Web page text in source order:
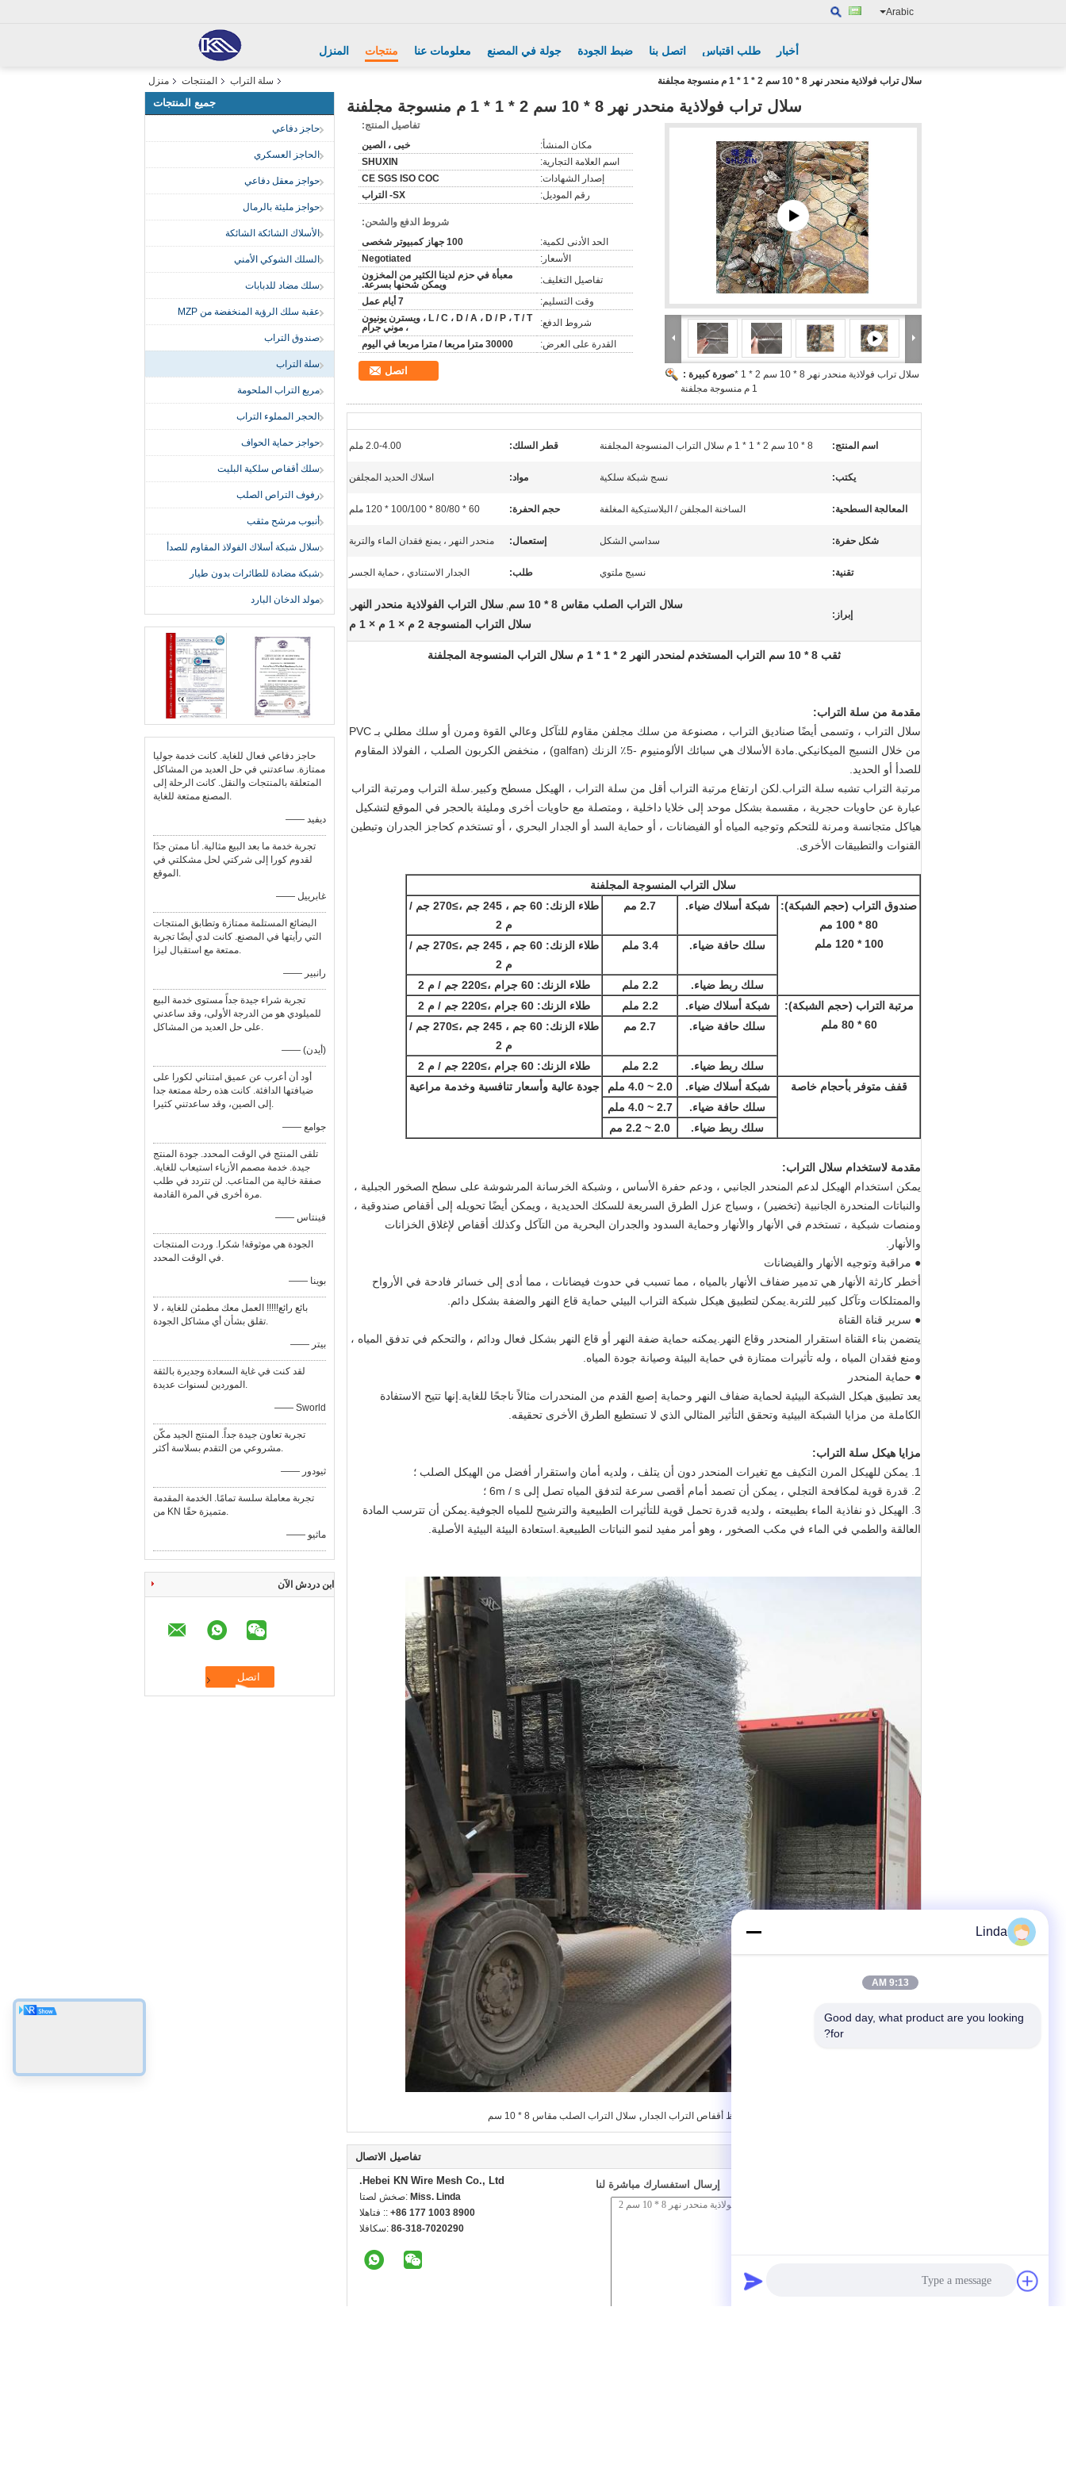
Arabic
المنزل منتجات معلومات عنا جولة في المصنع ضبط الجودة اتصل بنا طلب اقتباس أخبار
منزل المنتجات سلة التراب سلال تراب فولاذية منحدر نهر 8 * 10 سم 2 * 1 * 1 م منسوجة مجلفنة
جميع المنتجات
حاجز دفاعي
الحاجز العسكري
حواجز معقل دفاعي
حواجز مليئة بالرمال
الأسلاك الشائكة الشائكة
السلك الشوكي الأمني
سلك مضاد للدبابات
عقبة سلك الرؤية المنخفضة من MZP
صندوق التراب
سلة التراب
مربع التراب الملحومة
الحجر المملوء التراب
حواجز حماية الحواف
سلك أقفاص سلكية البليت
رفوف التراص الصلب
أنبوب مرشح مثقب
سلال شبكة أسلاك الفولاذ المقاوم للصدأ
شبكة مضادة للطائرات بدون طيار
مولد الدخان البارد
حاجز دفاعي فعال للغاية. كانت خدمة جوليا
ممتازة. ساعدتني في حل العديد من المشاكل
المتعلقة بالمنتجات والنقل. كانت الرحلة إلى
المصنع ممتعة للغاية.
—— ديفيد
تجربة خدمة ما بعد البيع مثالية. أنا ممتن جدًا
لقدوم كورا إلى شركتي لحل مشكلتي في
الموقع.
—— غابرييل
البضائع المستلمة ممتازة وتطابق المنتجات
التي رأيتها في المصنع. كانت لدي أيضًا تجربة
ممتعة مع استقبال ليزا.
—— رانبير
تجربة شراء جيدة جداً مستوى خدمة البيع
للميلودي هو من الدرجة الأولى، وقد ساعدني
على حل العديد من المشاكل.
—— (أيدن)
أود أن أعرب عن عميق امتناني لكورا على
ضيافتها الدافئة. كانت هذه رحلة ممتعة جدا
إلى الصين، وقد ساعدتني كثيرا.
—— جوامع
تلقى المنتج في الوقت المحدد. جودة المنتج
جيدة. خدمة مصمم الأزياء استيعاب للغاية.
صفقة خالية من المتاعب. لن تتردد في طلب
مرة أخرى في المرة القادمة.
—— فينتاس
الجودة هي موثوقة! شكرا. وردت المنتجات
في الوقت المحدد.
—— بوينا
بائع رائع!!!!! العمل معك مطمئن للغاية ، لا
تقلق بشأن أي مشاكل الجودة.
—— بيتر
لقد كنت في غاية السعادة وجديرة بالثقة
الموردين لسنوات عديدة.
—— Sworld
تجربة تعاون جيدة جداً. المنتج الجيد مكّن
مشروعي من التقدم بسلاسة أكثر.
—— ثيودور
تجربة معاملة سلسة تمامًا. الخدمة المقدمة
من KN متميزة حقًا.
—— ماثيو
ابن دردش الآن
سلال تراب فولاذية منحدر نهر 8 * 10 سم 2 * 1 * 1 م منسوجة مجلفنة
صورة كبيرة :سلال تراب فولاذية منحدر نهر 8 * 10 سم 2 * 1 *
1 م منسوجة مجلفنة
تفاصيل المنتج:
مكان المنشأ:
خبى ، الصين
اسم العلامة التجارية:
SHUXIN
إصدار الشهادات:
CE SGS ISO COC
رقم الموديل:
SX- التراب
شروط الدفع والشحن:
الحد الأدنى لكمية:
100 جهاز كمبيوتر شخصى
الأسعار:
Negotiated
تفاصيل التغليف:
معبأة في حزم لدينا الكثير من المخزون
ويمكن شحنها بسرعة.
وقت التسليم:
7 أيام عمل
شروط الدفع:
L / C ، D / A ، D / P ، T / T ، ويسترن يونيون
، موني جرام
القدرة على العرض:
30000 مترا مربعا / مترا مربعا في اليوم
اتصل
اسم المنتج: 8 * 10 سم 2 * 1 * 1 م سلال التراب المنسوجة المجلفنة قطر السلك: 2.0-4.00 ملم
يكتب: نسج شبكة سلكية مواد: اسلاك الحديد المجلفن
المعالجة السطحية: الساخنة المجلفن / البلاستيكية المغلفة حجم الحفرة: 60 * 80/80 * 100/100 * 120 ملم
شكل حفرة: سداسي الشكل إستعمال: منحدر النهر ، يمنع فقدان الماء والتربة
تقنية: نسيج ملتوي طلب: الجدار الاستنادي ، حماية الجسر
إبراز:
سلال التراب الصلب مقاس 8 * 10 سم , سلال التراب الفولاذية منحدر النهر ,
سلال التراب المنسوجة 2 م × 1 م × 1 م
ثقب 8 * 10 سم التراب المستخدم لمنحدر النهر 2 * 1 * 1 م سلال التراب المنسوجة المجلفنة
مقدمة من سلة التراب:
سلال التراب ، وتسمى أيضًا صناديق التراب ، مصنوعة من سلك مجلفن مقاوم للتآكل وعالي القوة ومرن أو سلك مطلي بـ PVC
من خلال النسيج الميكانيكي.مادة الأسلاك هي سبائك الألومنيوم -5٪ الزنك (galfan) ، منخفض الكربون الصلب ، الفولاذ المقاوم
للصدأ أو الحديد.
مرتبة التراب تشبه سلة التراب.لكن ارتفاع مرتبة التراب أقل من سلة التراب ، الهيكل مسطح وكبير.سلة التراب ومرتبة التراب
عبارة عن حاويات حجرية ، مقسمة بشكل موحد إلى خلايا داخلية ، ومتصلة مع حاويات أخرى ومليئة بالحجر في الموقع لتشكيل
هياكل متجانسة ومرنة للتحكم وتوجيه المياه أو الفيضانات ، أو حماية السد أو الجدار البحري ، أو تستخدم كحاجز الجدران وتبطين
القنوات والتطبيقات الأخرى.
سلال التراب المنسوجة المجلفنة
صندوق التراب (حجم الشبكة):
80 * 100 مم
100 * 120 ملم
شبكة أسلاك ضياء. 2.7 مم طلاء الزنك: 60 جم ​​، 245 جم ، ≥
270 جم /
م 2
سلك حافة ضياء.
3.4 ملم طلاء الزنك: 60 جم ​​، 245 جم ، ≥
270 جم /
م 2
سلك ربط ضياء.
2.2 ملم طلاء الزنك: 60 جرام ، ≥220 جم / م 2
مرتبة التراب (حجم الشبكة):
60 * 80 ملم
شبكة أسلاك ضياء. 2.2 ملم طلاء الزنك: 60 جرام ، ≥220 جم / م 2
سلك حافة ضياء.
2.7 مم طلاء الزنك: 60 جم ​​، 245 جم ، ≥
270 جم /
م 2
سلك ربط ضياء.
2.2 ملم طلاء الزنك: 60 جرام ، ≥220 جم / م 2
قفف متوفر بأحجام خاصة
شبكة أسلاك ضياء. 2.0 ~ 4.0 ملم
جودة عالية وأسعار تنافسية وخدمة مراعية
سلك حافة ضياء.
2.7 ~ 4.0 ملم
سلك ربط ضياء.
2.0 ~ 2.2 مم
مقدمة لاستخدام سلال التراب:
يمكن استخدام الهيكل لدعم المنحدر الجانبي ، ودعم حفرة الأساس ، وشبكة الخرسانة المرشوشة على سطح الصخور الجبلية ،
والنباتات المنحدرة الجانبية (تخضير) ، وسياج عزل الطرق السريعة للسكك الحديدية ، ويمكن أيضًا تحويله إلى أقفاص صندوقية ،
ومنصات شبكية ، تستخدم في الأنهار والأنهار وحماية السدود والجدران البحرية من التآكل وكذلك أقفاص لإغلاق الخزانات
والأنهار.
● مراقبة وتوجيه الأنهار والفيضانات
أخطر كارثة الأنهار هي تدمير ضفاف الأنهار بالمياه ، مما تسبب في حدوث فيضانات ، مما أدى إلى خسائر فادحة في الأرواح
والممتلكات وتآكل كبير للتربة.يمكن لتطبيق هيكل شبكة التراب البيئي حماية قاع النهر والضفة بشكل دائم.
● سرير قناة القناة
يتضمن بناء القناة استقرار المنحدر وقاع النهر.يمكنه حماية ضفة النهر أو قاع النهر بشكل فعال ودائم ، والتحكم في تدفق المياه ،
ومنع فقدان المياه ، وله تأثيرات ممتازة في حماية البيئة وصيانة جودة المياه.
● حماية المنحدر
يعد تطبيق هيكل الشبكة البيئية لحماية ضفاف النهر وحماية إصبع القدم من المنحدرات مثالاً ناجحًا للغاية.إنها تتيح الاستفادة
الكاملة من مزايا الشبكة البيئية وتحقق التأثير المثالي الذي لا تستطيع الطرق الأخرى تحقيقه.
مزايا هيكل سلة التراب:
1. يمكن للهيكل المرن التكيف مع تغيرات المنحدر دون أن يتلف ، ولديه أمان واستقرار أفضل من الهيكل الصلب ؛
2. قدرة قوية لمكافحة التجلي ، يمكن أن تصمد أمام أقصى سرعة لتدفق المياه تصل إلى 6m / s ؛
3. الهيكل ذو نفاذية الماء بطبيعته ، ولديه قدرة تحمل قوية للتأثيرات الطبيعية والترشيح للمياه الجوفية.يمكن أن تترسب المادة
العالقة والطمي في الماء في مكب الصخور ، وهو أمر مفيد لنمو النباتات الطبيعية.استعادة البيئة البيئية الأصلية.
والاحتفاظ أقفاص التراب الجدار , سلال التراب الصلب مقاس 8 * 10 سم
تفاصيل الاتصال
Hebei KN Wire Mesh Co., Ltd.
اتصل شخص: Miss. Linda
الهاتف :: +86 177 1003 8900
الفاكس: 86-318-7020290
إرسال استفسارك مباشرة لنا
Linda
9:13 AM
Good day, what product are you looking
for?